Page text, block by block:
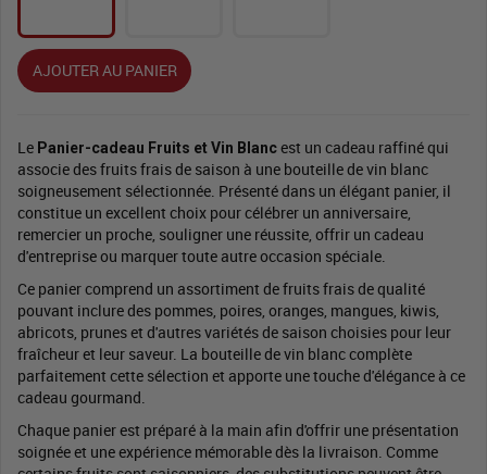
AJOUTER AU PANIER
Le Panier-cadeau Fruits et Vin Blancest un cadeau raffiné qui
associe des fruits frais de saison à une bouteille de vin blanc
soigneusement sélectionnée. Présenté dans un élégant panier, il
constitue un excellent choix pour célébrer un anniversaire,
remercier un proche, souligner une réussite, offrir un cadeau
d'entreprise ou marquer toute autre occasion spéciale.
Ce panier comprend un assortiment de fruits frais de qualité
pouvant inclure des pommes, poires, oranges, mangues, kiwis,
abricots, prunes et d'autres variétés de saison choisies pour leur
fraîcheur et leur saveur. La bouteille de vin blanc complète
parfaitement cette sélection et apporte une touche d'élégance à ce
cadeau gourmand.
Chaque panier est préparé à la main afin d'offrir une présentation
soignée et une expérience mémorable dès la livraison. Comme